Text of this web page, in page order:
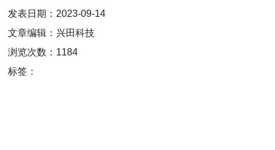
发表日期：2023-09-14
文章编辑：兴田科技
浏览次数：1184
标签：